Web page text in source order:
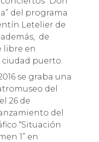
del programa
Letelier de
demás, de
libre en
puerto.
se graba una
del
26 de
del
“Situación
1” en